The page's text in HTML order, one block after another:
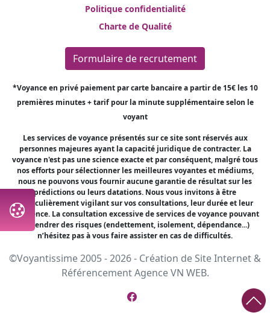
Politique confidentialité
Charte de Qualité
Formulaire de recrutement
*Voyance en privé paiement par carte bancaire a partir de 15€ les 10
premières minutes + tarif pour la minute supplémentaire selon le
voyant
Les services de voyance présentés sur ce site sont réservés aux
personnes majeures ayant la capacité juridique de contracter. La
voyance n'est pas une science exacte et par conséquent, malgré tous
nos efforts pour sélectionner les meilleures voyantes et médiums,
nous ne pouvons vous fournir aucune garantie de résultat sur les
prédictions ou leurs datations. Nous vous invitons à être
particulièrement vigilant sur vos consultations, leur durée et leur
fréquence. La consultation excessive de services de voyance pouvant
engendrer des risques (endettement, isolement, dépendance...)
n’hésitez pas à vous faire assister en cas de difficultés.
©Voyantissime 2005 - 2026 - Création de Site Internet &
RéférencementAgence VN WEB.